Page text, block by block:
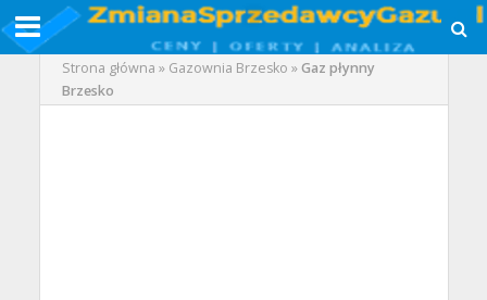
Strona główna » Gazownia Brzesko »Gaz płynny
Brzesko